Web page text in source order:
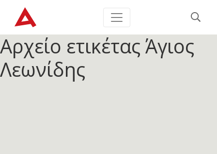
Αρχείο ετικέτας Άγιος
Λεωνίδης